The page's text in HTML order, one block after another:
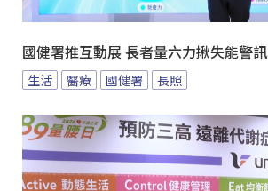
國健署推互動展 長者量六力揪失能警訊
生活 醫療 國健署 長照